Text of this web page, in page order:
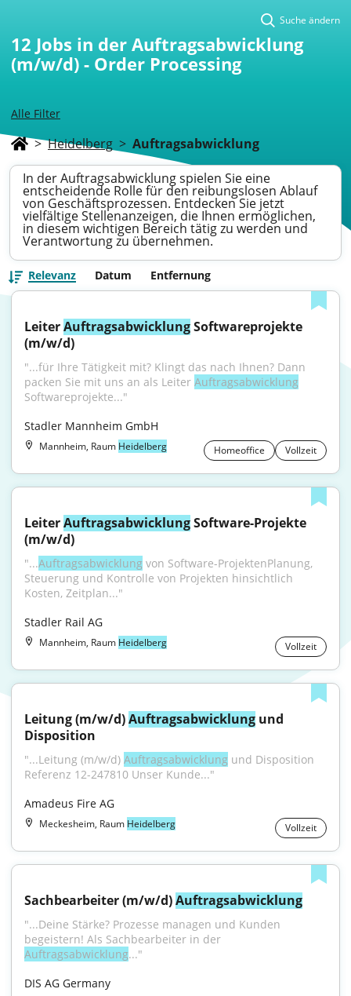
Alle Filter
Suche ändern
12 Jobs in der Auftragsabwicklung
(m/w/d) - Order Processing
> Heidelberg > Auftragsabwicklung
In der Auftragsabwicklung spielen Sie eine
entscheidende Rolle für den reibungslosen Ablauf
von Geschäftsprozessen. Entdecken Sie jetzt
vielfältige Stellenanzeigen, die Ihnen ermöglichen,
in diesem wichtigen Bereich tätig zu werden und
Verantwortung zu übernehmen.
Relevanz Datum Entfernung
Leiter Auftragsabwicklung Softwareprojekte
(m/w/d)
"...für Ihre Tätigkeit mit? Klingt das nach Ihnen? Dann
packen Sie mit uns an als Leiter Auftragsabwicklung
Softwareprojekte..."
Stadler Mannheim GmbH
Mannheim, Raum Heidelberg Homeoffice Vollzeit
Leiter Auftragsabwicklung Software-Projekte
(m/w/d)
"...Auftragsabwicklung von Software-ProjektenPlanung,
Steuerung und Kontrolle von Projekten hinsichtlich
Kosten, Zeitplan..."
Stadler Rail AG
Mannheim, Raum Heidelberg Vollzeit
Leitung (m/w/d) Auftragsabwicklung und
Disposition
"...Leitung (m/w/d) Auftragsabwicklung und Disposition
Referenz 12-247810 Unser Kunde..."
Amadeus Fire AG
Meckesheim, Raum Heidelberg Vollzeit
Sachbearbeiter (m/w/d) Auftragsabwicklung
"...Deine Stärke? Prozesse managen und Kunden
Auftragsabwicklung..."
DIS AG Germany